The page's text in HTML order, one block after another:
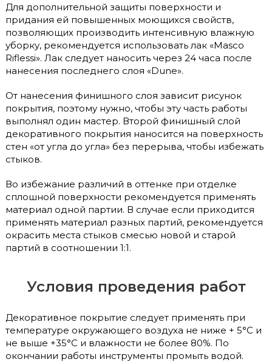
Для дополнительной защиты поверхности и
придания ей повышенных моющихся свойств,
позволяющих производить интенсивную влажную
уборку, рекомендуется использовать лак «Masco
Riflessi». Лак следует наносить через 24 часа после
нанесения последнего слоя «Dune».
От нанесения финишного слоя зависит рисунок
покрытия, поэтому нужно, чтобы эту часть работы
выполнял один мастер. Второй финишный слой
декоративного покрытия наносится на поверхность
стен «от угла до угла» без перерыва, чтобы избежать
стыков.
Во избежание различий в оттенке при отделке
сплошной поверхности рекомендуется применять
материал одной партии. В случае если приходится
применять материал разных партий, рекомендуется
окрасить места стыков смесью новой и старой
партий в соотношении 1:1.
Условия проведения работ
Декоративное покрытие следует применять при
температуре окружающего воздуха не ниже + 5°С и
не выше +35°С и влажности не более 80%. По
окончании работы инструменты промыть водой.